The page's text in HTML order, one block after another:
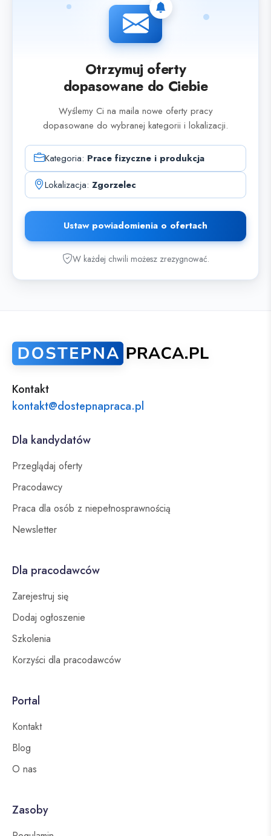
Otrzymuj oferty
dopasowane do Ciebie
Wyślemy Ci na maila nowe oferty pracy
dopasowane do wybranej kategorii i lokalizacji.
Kategoria: Prace fizyczne i produkcja
Lokalizacja: Zgorzelec
Ustaw powiadomienia o ofertach
W każdej chwili możesz zrezygnować.
Kontakt
kontakt@dostepnapraca.pl
Dla kandydatów
Przeglądaj oferty
Pracodawcy
Praca dla osób z niepełnosprawnością
Newsletter
Dla pracodawców
Zarejestruj się
Dodaj ogłoszenie
Szkolenia
Korzyści dla pracodawców
Portal
Kontakt
Blog
O nas
Zasoby